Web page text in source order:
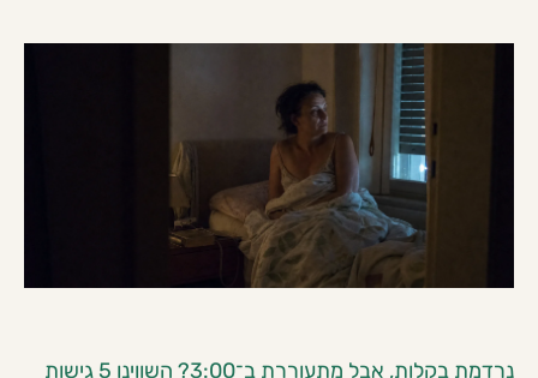
נרדמת בקלות, אבל מתעוררת ב־3:00? השווינו 5 גישות